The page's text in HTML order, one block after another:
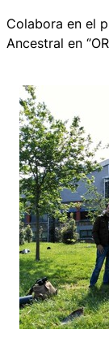
Colabora en el
Ancestral en